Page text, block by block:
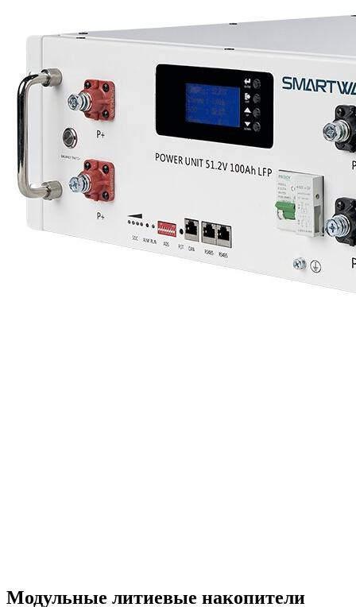
Модульные литиевые накопители